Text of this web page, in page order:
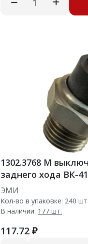
1302.3768 М
заднего хода ВК-
ВЗХ
ЭМИ
Кол-во в упаковке: 240 шт.
В наличии: 177 шт.
117.72 ₽